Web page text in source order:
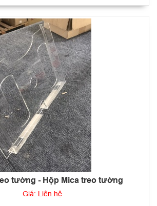
tường - Hộp Mica treo tường
Giá: Liên hệ